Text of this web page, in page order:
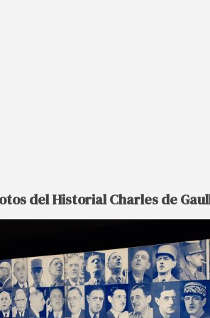
del Historial Charles de